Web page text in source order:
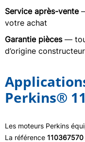
Service après-vente
votre achat
Garantie pièces—
d’origine constructeur
Perkins®
Les moteurs Perkins
La référence 110367570